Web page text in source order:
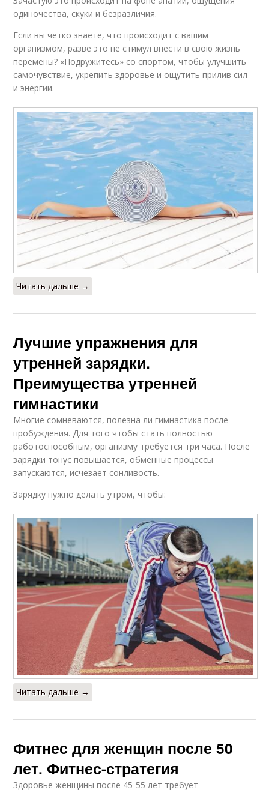
одиночества, скуки и безразличия.
Если вы четко знаете, что происходит с вашим
организмом, разве это не стимул внести в свою жизнь
перемены? «Подружитесь» со спортом, чтобы улучшить
самочувствие, укрепить здоровье и ощутить прилив сил
и энергии.
Читать дальше →
Лучшие упражнения для
утренней зарядки.
Преимущества утренней
гимнастики
Многие сомневаются, полезна ли гимнастика после
пробуждения. Для того чтобы стать полностью
работоспособным, организму требуется три часа. После
зарядки тонус повышается, обменные процессы
запускаются, исчезает сонливость.
Зарядку нужно делать утром, чтобы:
Читать дальше →
Фитнес для женщин после 50
лет. Фитнес-стратегия
Здоровье женщины после 45-55 лет требует